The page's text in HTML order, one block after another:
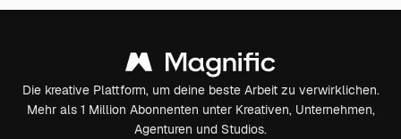
Die kreative Plattform, um deine beste Arbeit zu verwirklichen.
Mehr als 1 Million Abonnenten unter Kreativen, Unternehmen,
Agenturen und Studios.